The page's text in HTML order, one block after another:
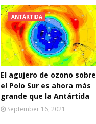
ANTÁRTIDA
El agujero de ozono sobre
el Polo Sur es ahora más
grande que la Antártida
September 16, 2021